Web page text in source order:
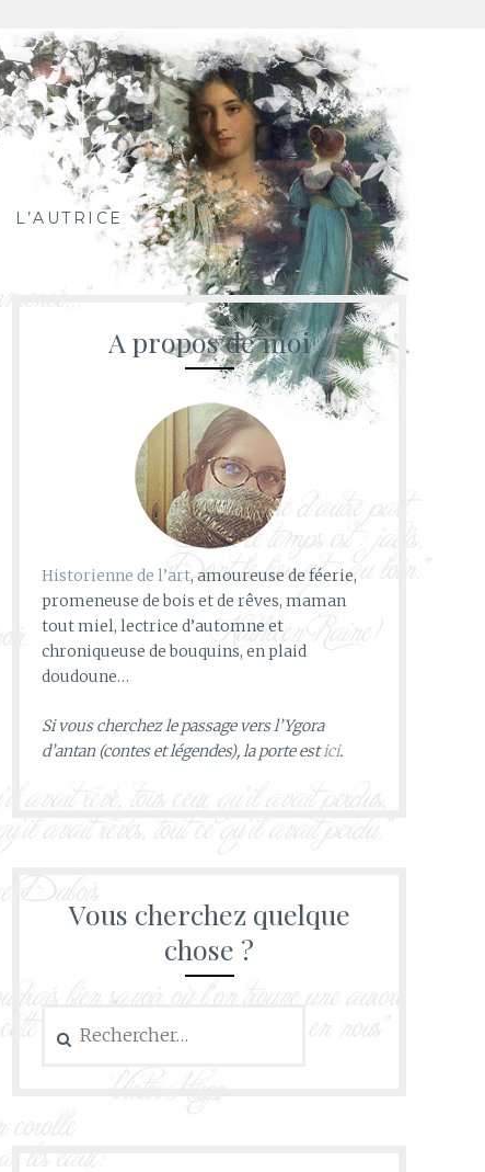
L’AUTRICE
A propos de moi
Historienne de l’art, amoureuse de féerie,
promeneuse de bois et de rêves, maman
tout miel, lectrice d’automne et
chroniqueuse de bouquins, en plaid
doudoune…
Si vous cherchez le passage vers l’Ygora
d’antan (contes et légendes), la porte estici.
Vous cherchez quelque
chose ?